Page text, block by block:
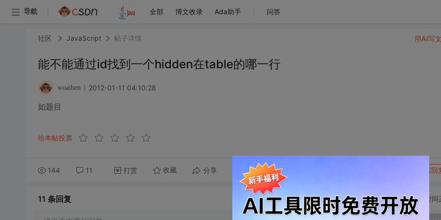
导航 全部 博文收录 Ada助手 问答
社区 JavaScript 帖子详情
能不能通过id找到一个hidden在table的哪一行
woaiben 2012-01-11 04:10:28
如题目
给本帖投票
144 11 打赏 收藏 分享 转发到动态 写回
用AI写
11 条回复 切换为时间